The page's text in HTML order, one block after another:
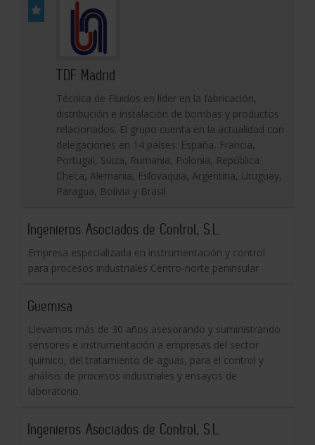
TDF Madrid
Técnica de Fluidos en líder en la fabricación,
distribución e instalación de bombas y productos
relacionados. El grupo cuenta en la actualidad con
delegaciones en 14 países: España, Francia,
Portugal, Suiza, Rumania, Polonia, República
Checa, Alemania, Eslovaquia, Argentina, Uruguay,
Paragua, Bolivia y Brasil
Ingenieros Asociados de Control, S.L.
Empresa especializada en instrumentación y control
para procesos industriales Centro-norte peninsular
Guemisa
Llevamos más de 30 años asesorando y suministrando
sensores e instrumentación a empresas del sector
químico, del tratamiento de aguas, para el control y
análisis de procesos industriales y ensayos de
laboratorio.
Ingenieros Asociados de Control, S.L.